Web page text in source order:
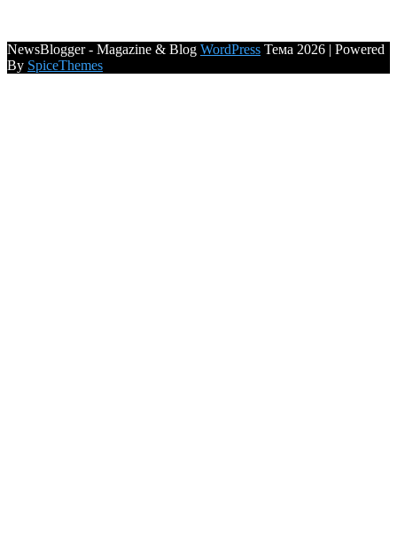
NewsBlogger - Magazine & Blog WordPress Тема 2026 | Powered
By SpiceThemes